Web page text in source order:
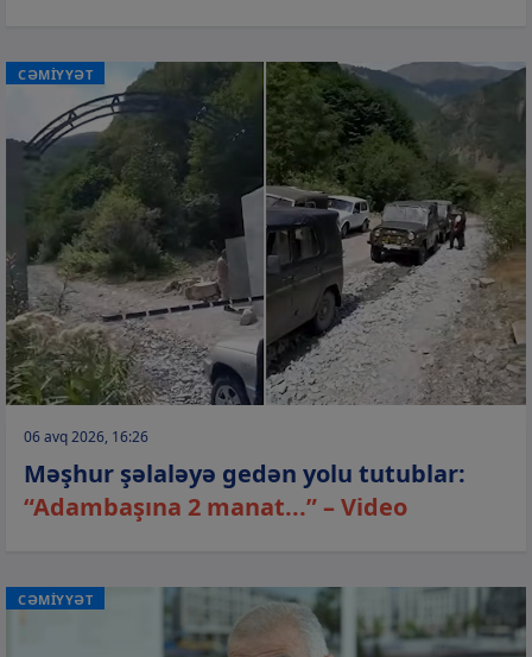
CƏMİYYƏT
06 avq 2026, 16:26
Məşhur şəlaləyə gedən yolu tutublar:
“Adambaşına 2 manat...” – Video
CƏMİYYƏT